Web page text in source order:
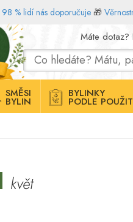
98 % lidí nás doporučuje 🎁
Máte dotaz?
SMĚSI
BYLIN
BYLINKY
PODLE
květ